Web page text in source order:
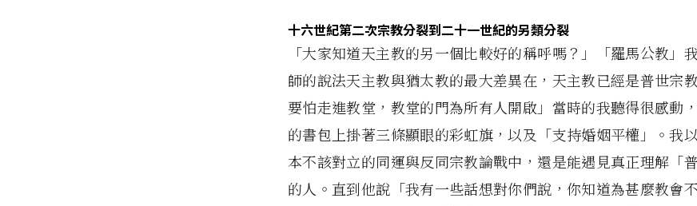
十六世紀第二次宗教分裂到二十一世紀的另類分裂
「大家知道天主教的另一個比較好的稱呼嗎？」「羅馬公教」
師的說法天主教與猶太教的最大差異在，天主教已經是普世宗
要怕走進教堂，教堂的門為所有人開啟」當時的我聽得很感動
的書包上掛著三條顯眼的彩虹旗，以及「支持婚姻平權」。我
本不該對立的同運與反同宗教論戰中，還是能遇見真正理解「
的人。直到他說「我有一些話想對你們說，你知道為甚麼教會